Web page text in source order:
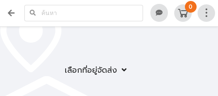
เลือกที่อยู่จัดส่ง
0